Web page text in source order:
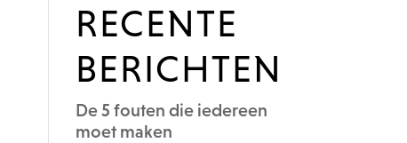
RECENTE
BERICHTEN
De 5 fouten die iedereen
moet maken